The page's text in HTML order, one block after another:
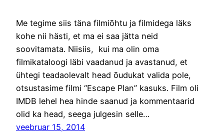
Me tegime siis täna filmiõhtu ja filmidega läks
kohe nii hästi, et ma ei saa jätta neid
soovitamata. Niisiis, kui ma olin oma
filmikataloogi läbi vaadanud ja avastanud, et
ühtegi teadaolevalt head õudukat valida pole,
otsustasime filmi “Escape Plan” kasuks. Film oli
IMDB lehel hea hinde saanud ja kommentaarid
olid ka head, seega julgesin selle…
veebruar 15, 2014